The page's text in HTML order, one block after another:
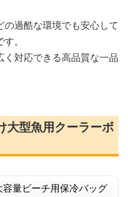
過酷な環境でも安心して
。
対応できる高品質な一品
大型魚用クーラーボ